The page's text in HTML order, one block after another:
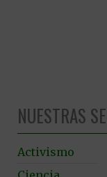
NUESTRAS
Activismo